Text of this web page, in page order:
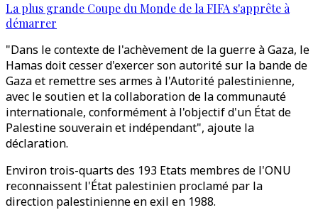
La plus grande Coupe du Monde de la FIFA s'apprête à
démarrer
"Dans le contexte de l'achèvement de la guerre à Gaza, le
Hamas doit cesser d'exercer son autorité sur la bande de
Gaza et remettre ses armes à l'Autorité palestinienne,
avec le soutien et la collaboration de la communauté
internationale, conformément à l'objectif d'un État de
Palestine souverain et indépendant", ajoute la
déclaration.
Environ trois-quarts des 193 Etats membres de l'ONU
reconnaissent l'État palestinien proclamé par la
direction palestinienne en exil en 1988.